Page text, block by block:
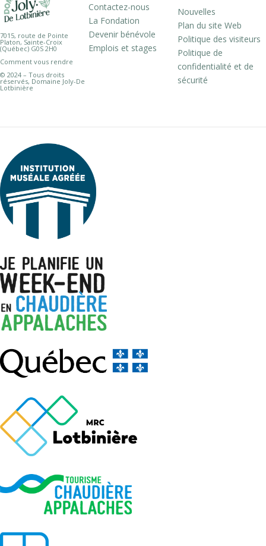
7015, route de Pointe
Platon, Sainte-Croix
(Québec) G0S 2H0
Comment vous rendre
© 2024 – Tous droits
réservés, Domaine Joly-De
Lotbinière
Contactez-nous
La Fondation
Devenir bénévole
Emplois et stages
Nouvelles
Plan du site Web
Politique des visiteurs
Politique de
confidentialité et de
sécurité